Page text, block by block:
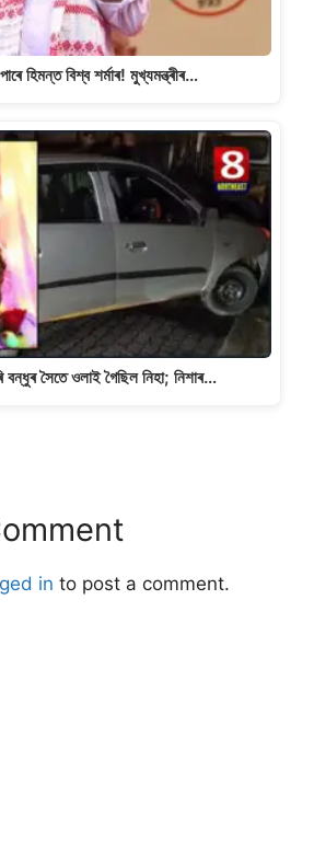
হিমন্ত বিশ্ব শৰ্মাৰ! মুখ্যমন্ত্ৰীৰ…
বন্ধুৰ সৈতে ওলাই গৈছিল নিহা; নিশাৰ…
in to post a comment.